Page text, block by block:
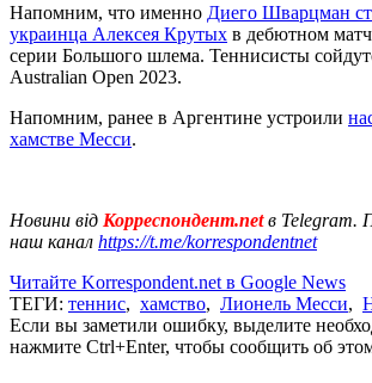
Напомним, что именно Диего Шварцман
украинца Алексея Крутых в дебютном
серии Большого шлема. Теннисисты
Australian Open 2023.
Напомним, ранее в Аргентине устроили
хамстве Месси.
Новини від Корреспондент.netв Telegram.
наш канал https://t.me/korrespondentnet
Читайте Korrespondent.net в Google News
ТЕГИ: теннис, хамство, Лионель Месси,
Если вы заметили ошибку, выделите
нажмите Ctrl+Enter, чтобы сообщить об